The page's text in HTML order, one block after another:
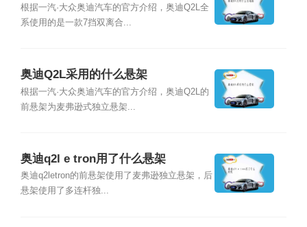
根据一汽·大众奥迪汽车的官方介绍，奥迪Q2L全
系使用的是一款7挡双离合...
奥迪Q2L采用的什么悬架
根据一汽·大众奥迪汽车的官方介绍，奥迪Q2L的
前悬架为麦弗逊式独立悬架...
奥迪q2l e tron用了什么悬架
奥迪q2letron的前悬架使用了麦弗逊独立悬架，后
悬架使用了多连杆独...